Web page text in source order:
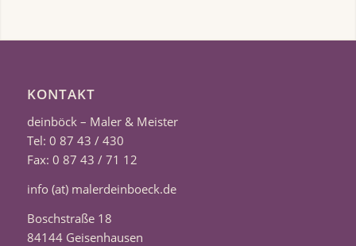
KONTAKT
deinböck – Maler & Meister
Tel: 0 87 43 / 430
Fax: 0 87 43 / 71 12
info (at) malerdeinboeck.de
Boschstraße 18
84144 Geisenhausen